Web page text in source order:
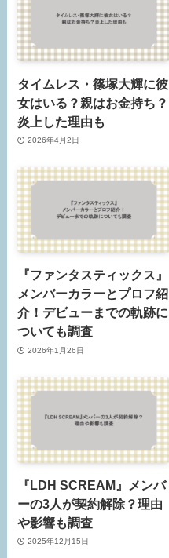
タイムレス・篠塚大輝に彼
女はいる？親はお金持ち？
炎上した理由も
2026年4月2日
『ファンタスティックス』
メンバーカラーとプロフ紹
介！デビューまでの軌跡に
ついても調査
2026年1月26日
『LDH SCREAM』メンバ
ーの3人が契約解除？理由
や影響も調査
2025年12月15日